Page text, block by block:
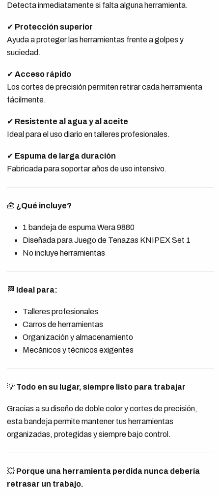
Detecta inmediatamente si falta alguna herramienta.
✔ Protección superior
Ayuda a proteger las herramientas frente a golpes y
suciedad.
✔ Acceso rápido
Los cortes de precisión permiten retirar cada herramienta
fácilmente.
✔ Resistente al agua y al aceite
Ideal para el uso diario en talleres profesionales.
✔ Espuma de larga duración
Fabricada para soportar años de uso intensivo.
🧰 ¿Qué incluye?
1 bandeja de espuma Wera 9880
Diseñada para Juego de Tenazas KNIPEX Set 1
No incluye herramientas
🏁 Ideal para:
Talleres profesionales
Carros de herramientas
Organización y almacenamiento
Mecánicos y técnicos exigentes
💡 Todo en su lugar, siempre listo para trabajar
Gracias a su diseño de doble color y cortes de precisión,
esta bandeja permite mantener tus herramientas
organizadas, protegidas y siempre bajo control.
💥 Porque una herramienta perdida nunca debería
retrasar un trabajo.